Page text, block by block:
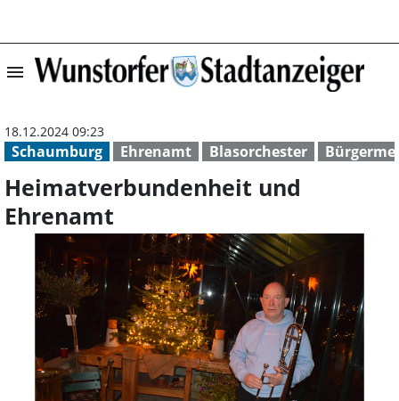
menu
Schaumburg Ehrenamt Blasorchester
18.12.2024 09:23
Heimatverbundenheit und
Ehrenamt